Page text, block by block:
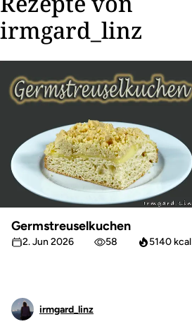
irmgard_linz
Germstreuselkuchen
2. Jun 2026 58 5140 kcal
irmgard_linz